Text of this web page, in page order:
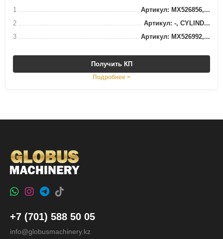
1
Артикул: MX526856,...
2
Артикул: -, CYLIND...
3
Артикул: MX526992,...
Получить КП
Подробнее >
+7 (701) 588 50 05
info@globusmachinery.kz